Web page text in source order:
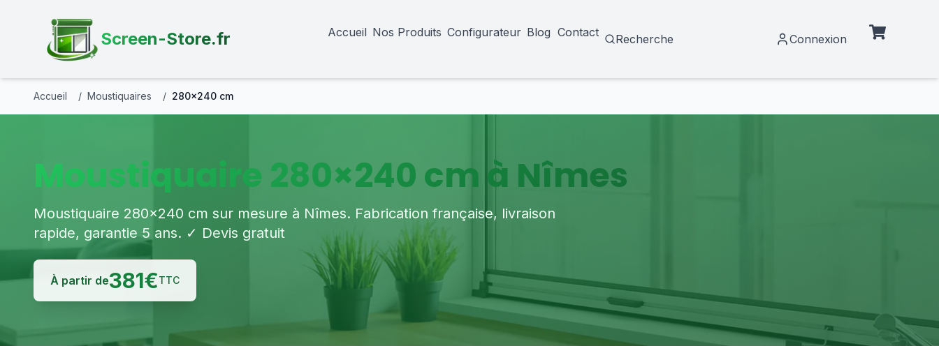
Screen-Store.fr Accueil Nos Produits Configurateur Blog Contact Recherche Connexion
Accueil / Moustiquaires / 280×240 cm
Moustiquaire 280×240 cm à Nîmes
Moustiquaire 280×240 cm sur mesure à Nîmes. Fabrication française, livraison
rapide, garantie 5 ans. ✓ Devis gratuit
À partir de381€TTC